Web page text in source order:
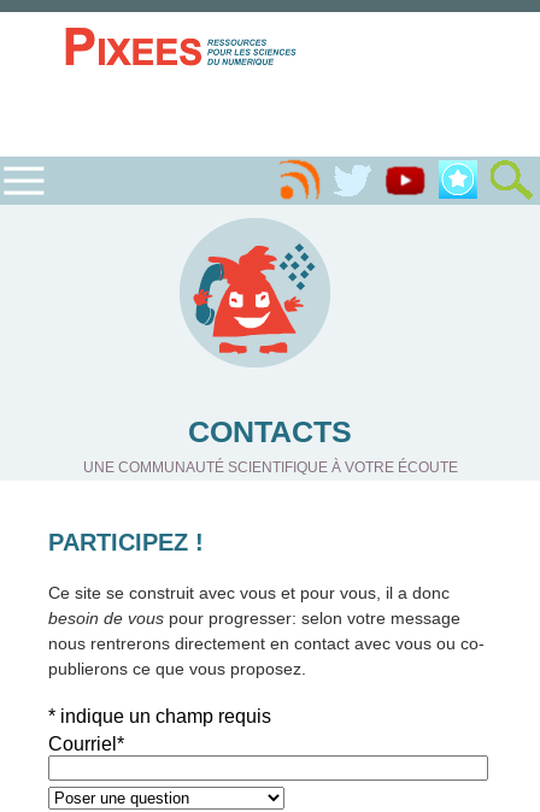
CONTACTS
UNE COMMUNAUTÉ SCIENTIFIQUE À VOTRE ÉCOUTE
PARTICIPEZ !
Ce site se construit avec vous et pour vous, il a donc
besoin de vous pour progresser: selon votre message
nous rentrerons directement en contact avec vous ou co-
publierons ce que vous proposez.
* indique un champ requis
Courriel *